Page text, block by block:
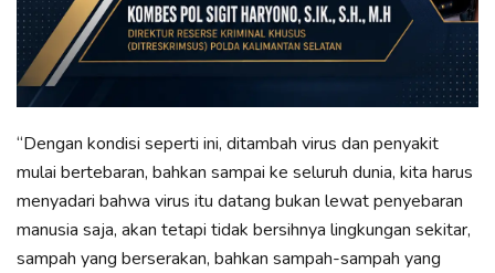
“Dengan kondisi seperti ini, ditambah virus dan penyakit
mulai bertebaran, bahkan sampai ke seluruh dunia, kita harus
menyadari bahwa virus itu datang bukan lewat penyebaran
manusia saja, akan tetapi tidak bersihnya lingkungan sekitar,
sampah yang berserakan, bahkan sampah-sampah yang